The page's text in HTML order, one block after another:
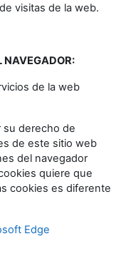
visitas de la web.
NAVEGADOR:
de la web
su derecho de
de este sitio web
del navegador
quiere que
cookies es diferente
Edge